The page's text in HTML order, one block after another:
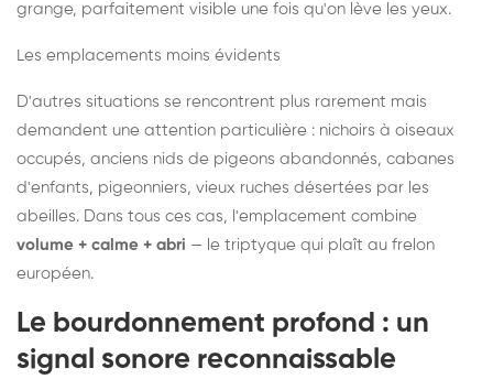
grange, parfaitement visible une fois qu'on lève les yeux.
Les emplacements moins évidents
D'autres situations se rencontrent plus rarement mais
demandent une attention particulière : nichoirs à oiseaux
occupés, anciens nids de pigeons abandonnés, cabanes
d'enfants, pigeonniers, vieux ruches désertées par les
abeilles. Dans tous ces cas, l'emplacement combine
volume + calme + abri — le triptyque qui plaît au frelon
européen.
Le bourdonnement profond : un
signal sonore reconnaissable